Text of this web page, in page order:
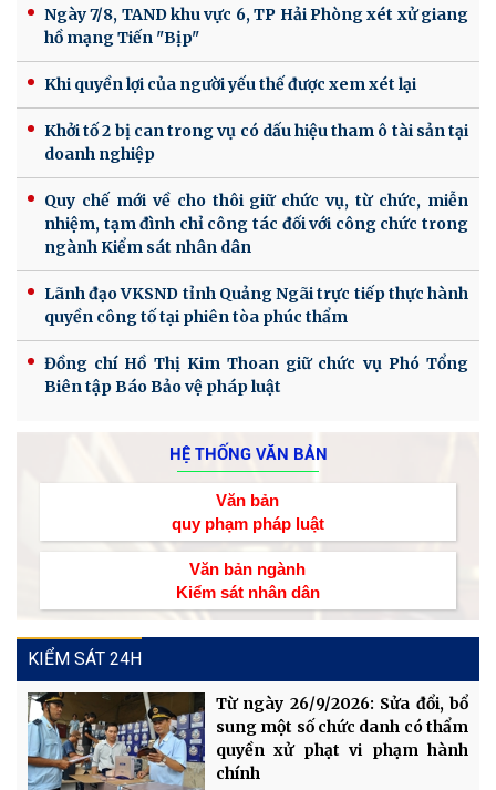
Ngày 7/8, TAND khu vực 6, TP Hải Phòng xét xử giang
hồ mạng Tiến "Bịp"
Khi quyền lợi của người yếu thế được xem xét lại
Khởi tố 2 bị can trong vụ có dấu hiệu tham ô tài sản tại
doanh nghiệp
Quy chế mới về cho thôi giữ chức vụ, từ chức, miễn
nhiệm, tạm đình chỉ công tác đối với công chức trong
ngành Kiểm sát nhân dân
Lãnh đạo VKSND tỉnh Quảng Ngãi trực tiếp thực hành
quyền công tố tại phiên tòa phúc thẩm
Đồng chí Hồ Thị Kim Thoan giữ chức vụ Phó Tổng
Biên tập Báo Bảo vệ pháp luật
HỆ THỐNG VĂN BẢN
Văn bản
quy phạm pháp luật
Văn bản ngành
Kiểm sát nhân dân
KIỂM SÁT 24H
Từ ngày 26/9/2026: Sửa đổi, bổ
sung một số chức danh có thẩm
quyền xử phạt vi phạm hành
chính